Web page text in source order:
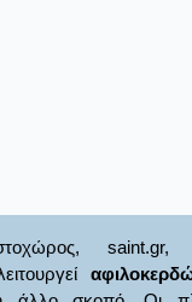
saint.gr,